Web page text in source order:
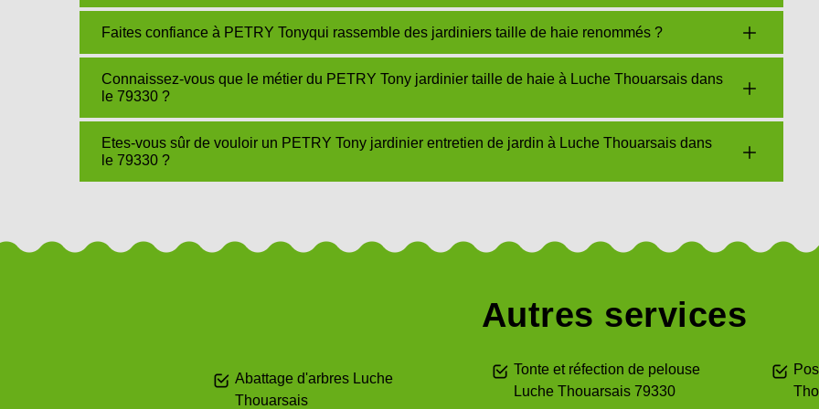
Faites confiance à PETRY Tonyqui rassemble des jardiniers taille de haie renommés ?
Connaissez-vous que le métier du PETRY Tony jardinier taille de haie à Luche Thouarsais dans
le 79330 ?
Etes-vous sûr de vouloir un PETRY Tony jardinier entretien de jardin à Luche Thouarsais dans
le 79330 ?
Autres services
Abattage d'arbres Luche
Thouarsais
Tonte et réfection de pelouse
Luche Thouarsais 79330